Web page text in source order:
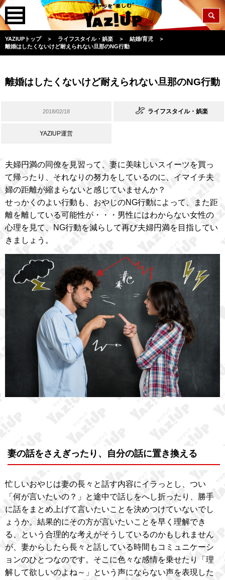
YAZIUPトップ ＞ ライフスタイル・娯楽 ＞ 結婚/育児
＞
離婚はしたくないけど耐えられない旦那のNG行動
離婚はしたくないけど耐えられない旦那のNG行動
2018/02/18 ライフスタイル・娯楽
YAZIUP運営
夫婦円満の同僚を見習って、妻に美味しいスイーツを買っ
て帰ったり、それなりの努力をしているのに、イマイチ夫
婦の距離が縮まらないと感じていませんか？
せっかくのよい行動も、おやじのNG行動によって、また距
離を離している可能性が・・・男性にはわからない女性の
心理を見て、NG行動を減らして再び夫婦円満を目指してい
きましょう。
妻の話をさえぎったり、自分の話に置き換える
忙しいおやじは妻の長々と話す内容にイラっとし、つい
「何が言いたいの？」と途中で話しをへし折ったり、勝手
に話をまとめ上げて言いたいことを決めつけていないでし
ょうか。結果的にその方が言いたいことを早く理解でき
る、という合理的な考えがそうしているのかもしれません
が、妻からしたら長々と話している時間もコミュニケーシ
ョンのひとつなのです。そこに色々な感情を乗せたり「理
解して欲しいのよね～」という声にならない声を表現した